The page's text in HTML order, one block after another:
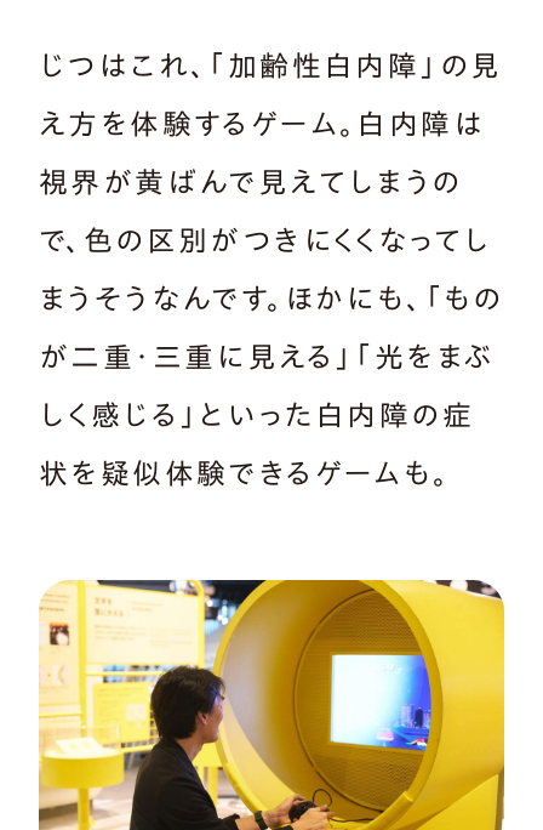
じつはこれ、「加齢性白内障」の見
え方を体験するゲーム。白内障は
視界が黄ばんで見えてしまうの
で、色の区別がつきにくくなってし
まうそうなんです。ほかにも、「もの
が二重・三重に見える」「光をまぶ
しく感じる」といった白内障の症
状を疑似体験できるゲームも。